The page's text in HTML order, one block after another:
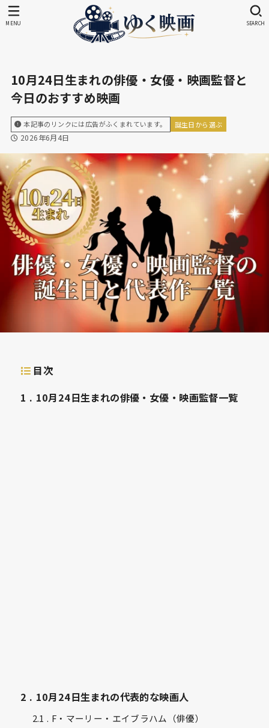
SEARCH
MENU
10月24日生まれの俳優・女優・映画監督と
今日のおすすめ映画
本記事のリンクには広告がふくまれています。 誕生日から選ぶ
2026年6月4日
目次
1
10月24日生まれの俳優・女優・映画監督一覧
2 10月24日生まれの代表的な映画人
2.1
F・マーリー・エイブラハム（俳優）